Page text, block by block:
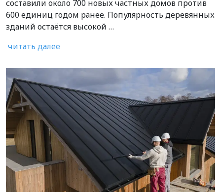
составили около 700 новых частных домов против
600 единиц годом ранее. Популярность деревянных
зданий остаётся высокой …
читать далее